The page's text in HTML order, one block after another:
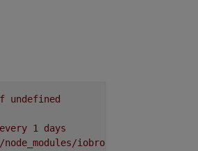
undefined
every 1
days
iobroker.backitup,